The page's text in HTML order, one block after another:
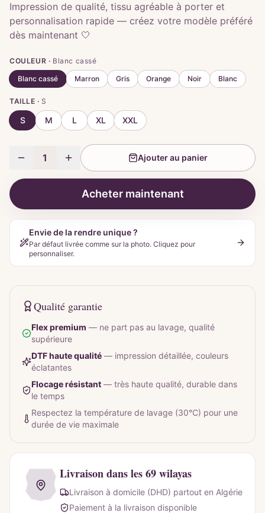
Impression de qualité, tissu agréable à porter et
personnalisation rapide — créez votre modèle préféré
dès maintenant 🤍
COULEUR · Blanc cassé
Blanc cassé
Marron Gris Orange Noir Blanc
TAILLE · S
S M L XL XXL
1 Ajouter au panier
Acheter maintenant
Envie de la rendre unique ?
Par défaut livrée comme sur la photo. Cliquez pour
personnaliser.
Qualité garantie
Flex premium — ne part pas au lavage, qualité
supérieure
DTF haute qualité — impression détaillée, couleurs
éclatantes
Flocage résistant — très haute qualité, durable dans
le temps
Respectez la température de lavage (30°C) pour une
durée de vie maximale
Livraison dans les 69 wilayas
Livraison à domicile (DHD) partout en Algérie
Paiement à la livraison disponible